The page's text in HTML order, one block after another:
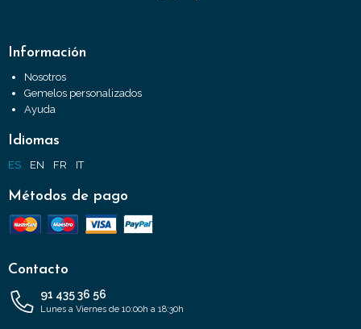
Información
Nosotros
Gemelos personalizados
Ayuda
Idiomas
ES EN FR IT
Métodos de pago
Contacto
91 435 36 56
Lunes a Viernes de 10:00h a 18:30h